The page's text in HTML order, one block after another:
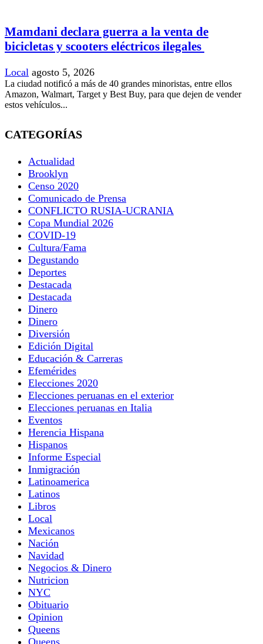
Mamdani declara guerra a la venta de
bicicletas y scooters eléctricos ilegales
Local agosto 5, 2026
La ciudad notificó a más de 40 grandes minoristas, entre ellos
Amazon, Walmart, Target y Best Buy, para que dejen de vender
estos vehículos...
CATEGORÍAS
Actualidad
Brooklyn
Censo 2020
Comunicado de Prensa
CONFLICTO RUSIA-UCRANIA
Copa Mundial 2026
COVID-19
Cultura/Fama
Degustando
Deportes
Destacada
Destacada
Dinero
Dinero
Diversión
Edición Digital
Educación & Carreras
Efemérides
Elecciones 2020
Elecciones peruanas en el exterior
Elecciones peruanas en Italia
Eventos
Herencia Hispana
Hispanos
Informe Especial
Inmigración
Latinoamerica
Latinos
Libros
Local
Mexicanos
Nación
Navidad
Negocios & Dinero
Nutricion
NYC
Obituario
Opinion
Queens
Queens